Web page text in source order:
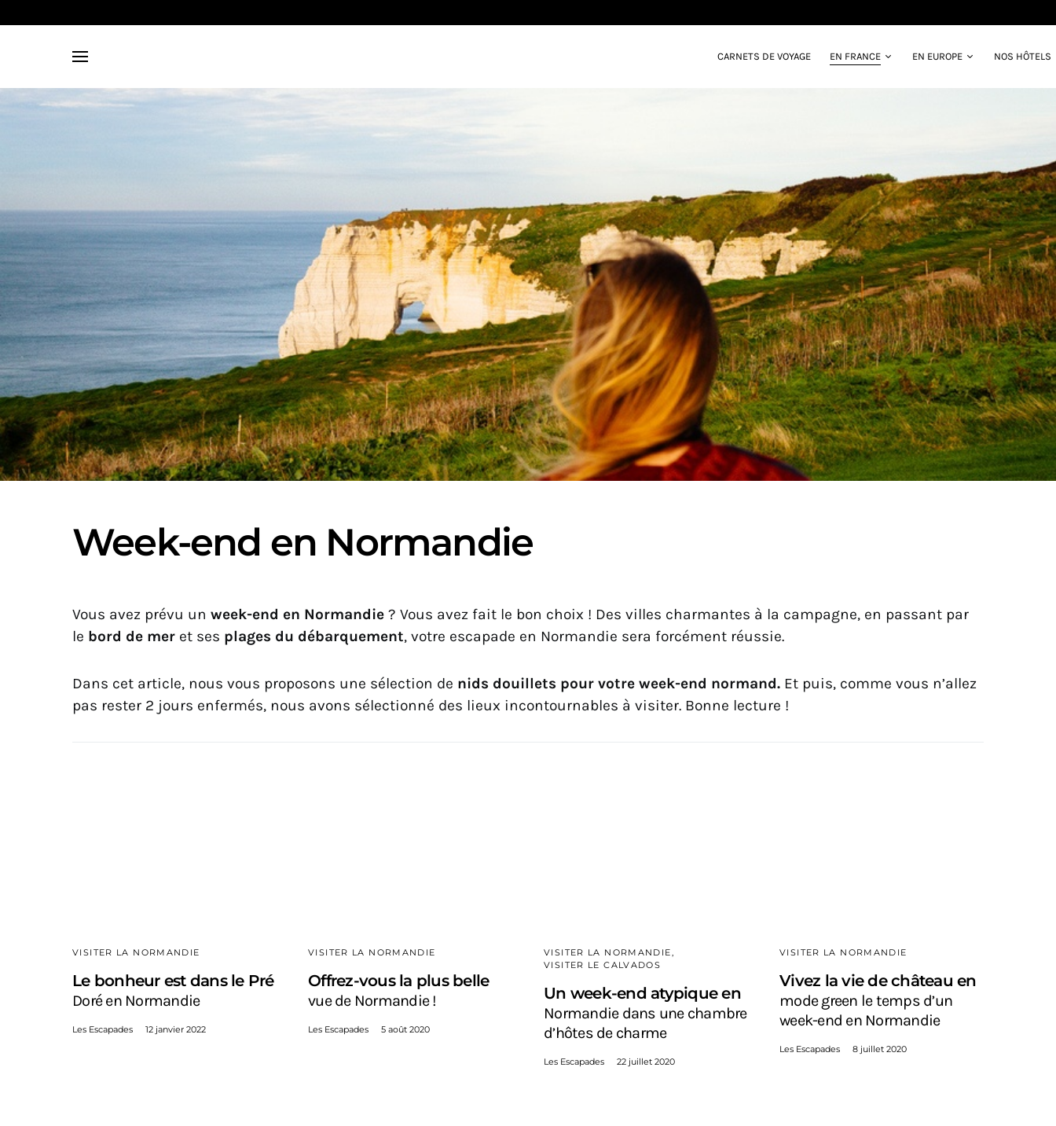
CARNETS DE VOYAGE EN FRANCE EN EUROPE NOS HÔTELS
Week-end en Normandie
Vous avez prévu un week-end en Normandie ? Vous avez fait le bon choix ! Des villes charmantes à la campagne, en passant par
le bord de mer et ses plages du débarquement, votre escapade en Normandie sera forcément réussie.
Dans cet article, nous vous proposons une sélection de nids douillets pour votre week-end normand. Et puis, comme vous n’allez
pas rester 2 jours enfermés, nous avons sélectionné des lieux incontournables à visiter. Bonne lecture !
VISITER LA NORMANDIE
Le bonheur est dans le Pré
Doré en Normandie
Les Escapades 12 janvier 2022
VISITER LA NORMANDIE
Offrez-vous la plus belle
vue de Normandie !
Les Escapades 5 août 2020
VISITER LA NORMANDIE
VISITER LE CALVADOS
Un week-end atypique en
Normandie dans une chambre
d’hôtes de charme
Les Escapades 22 juillet 2020
VISITER LA NORMANDIE
Vivez la vie de château en
mode green le temps d’un
week-end en Normandie
Les Escapades 8 juillet 2020